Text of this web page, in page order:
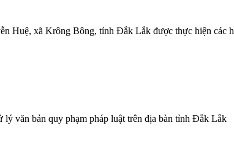
Huệ, xã Krông Bông, tỉnh Đắk Lắk được thực hiện các
lý văn bản quy phạm pháp luật trên địa bàn tỉnh Đắk Lắk